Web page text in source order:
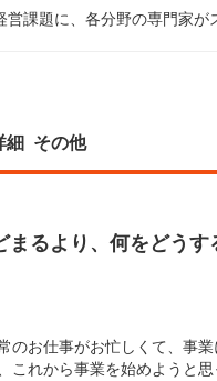
課題に、各分野の専門家が
細 その他
まるより、何をどうす
のお仕事がお忙しくて、事
これから事業を始めようと